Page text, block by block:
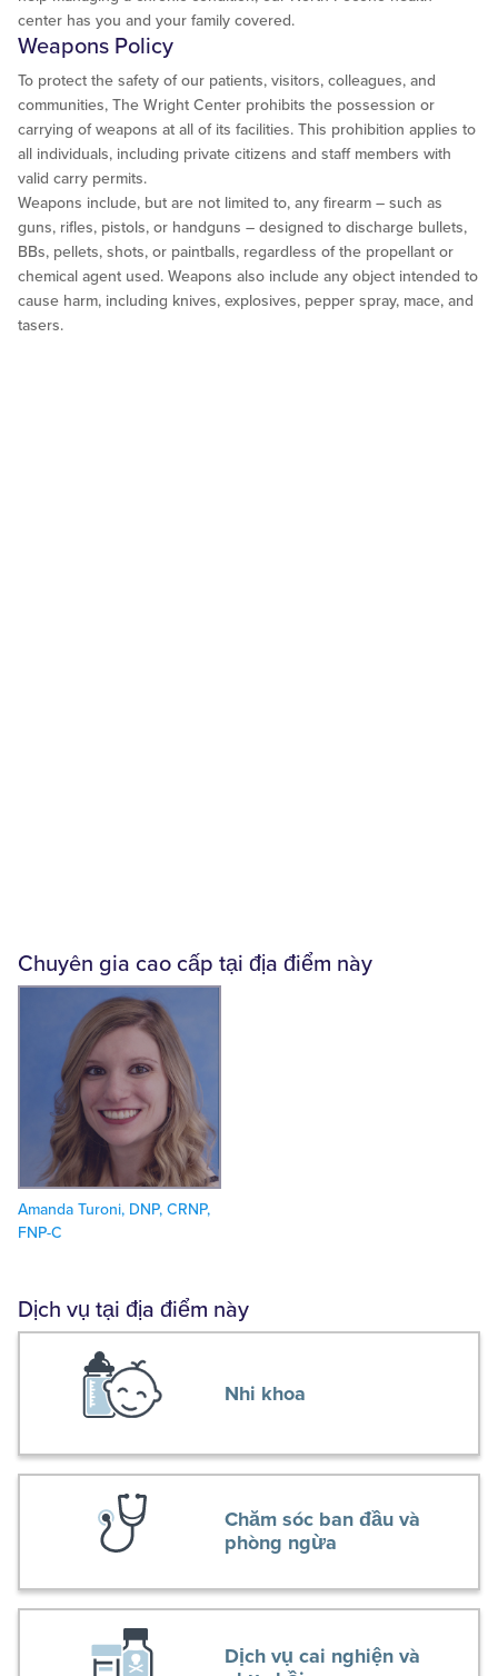
center has you and your family covered.
Weapons Policy
To protect the safety of our patients, visitors, colleagues, and
communities, The Wright Center prohibits the possession or
carrying of weapons at all of its facilities. This prohibition applies to
all individuals, including private citizens and staff members with
valid carry permits.
Weapons include, but are not limited to, any firearm – such as
guns, rifles, pistols, or handguns – designed to discharge bullets,
BBs, pellets, shots, or paintballs, regardless of the propellant or
chemical agent used. Weapons also include any object intended to
cause harm, including knives, explosives, pepper spray, mace, and
tasers.
Chuyên gia cao cấp tại địa điểm này
Amanda Turoni, DNP, CRNP,
FNP-C
Dịch vụ tại địa điểm này
Nhi khoa
Chăm sóc ban đầu và
phòng ngừa
Dịch vụ cai nghiện và